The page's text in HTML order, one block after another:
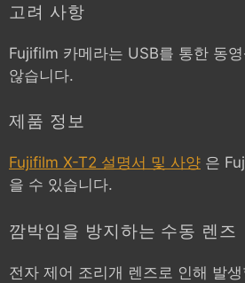
고려 사항
Fujifilm 카메라는 USB를 통한 동
않습니다.
제품 정보
Fujifilm X-T2 설명서 및 사양 은
을 수 있습니다.
깜박임을 방지하는 수동 렌즈
전자 제어 조리개 렌즈로 인해 발